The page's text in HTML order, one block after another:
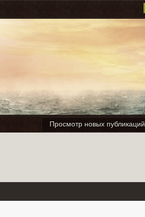
Просмотр новых публикаций